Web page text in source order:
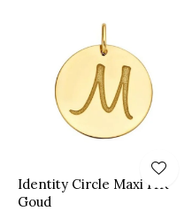
Identity Circle Maxi 14K
Goud